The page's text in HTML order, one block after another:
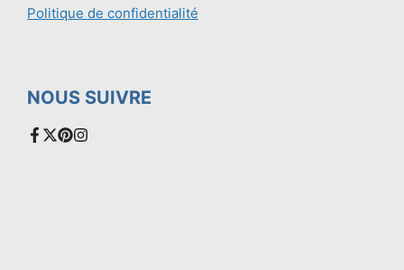
Politique de confidentialité
NOUS SUIVRE